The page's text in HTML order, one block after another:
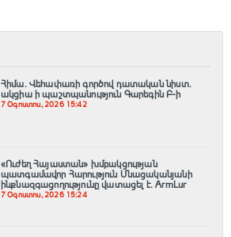
Հիմա. Վեհափառի գործով դատական նիստ.
ակցիա ի պաշտպանություն Գարեգին Բ-ի
7 Օգոստոս, 2026 15:42
«Ուժեղ Հայաստան» խմբակցության
պատգամավոր Հարություն Մնացականյանի
ինքնազգացողությունը վատացել է․ ArmLur
7 Օգոստոս, 2026 15:24